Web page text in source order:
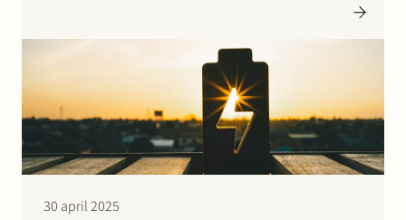
ervaren team van medewerkers. De deal omvat: 120
MWp aan zonne-energie-installaties…
30 april 2025